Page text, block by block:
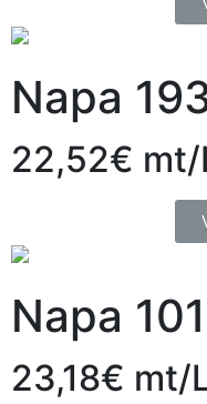
Napa
22,52€ mt/
Napa 101
23,18€ mt/